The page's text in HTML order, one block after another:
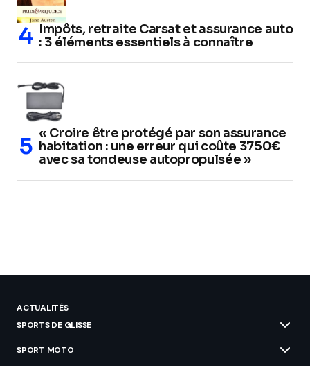
Impôts, retraite Carsat et assurance auto
: 3 éléments essentiels à connaître
« Croire être protégé par son assurance
habitation : une erreur qui coûte 3750€
avec sa tondeuse autopropulsée »
ACTUALITÉS
SPORTS DE GLISSE
SPORT MOTO